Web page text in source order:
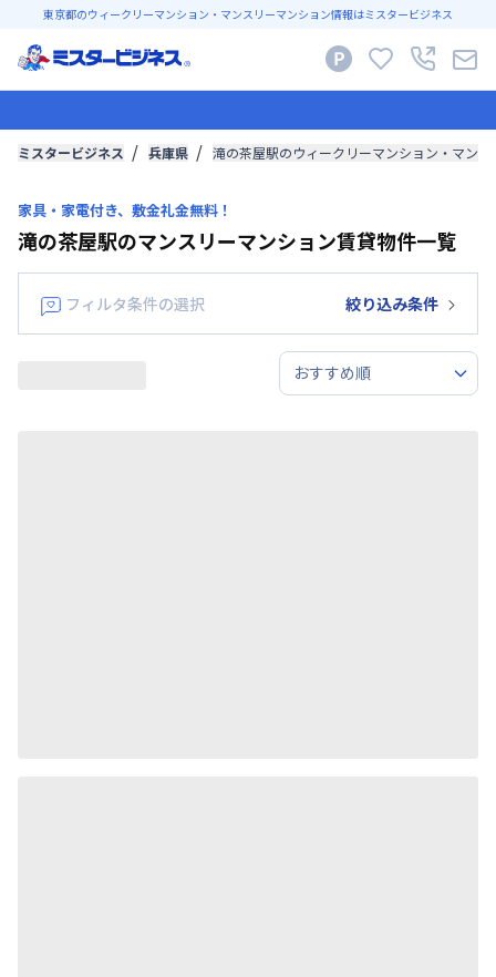
東京都のウィークリーマンション・マンスリーマンション情報はミスタービジネス
ミスタービジネス 兵庫県 滝の茶屋駅のウィークリーマンション・マン
家具・家電付き、敷金礼金無料！
滝の茶屋駅のマンスリーマンション賃貸物件一覧
フィルタ条件の選択 絞り込み条件